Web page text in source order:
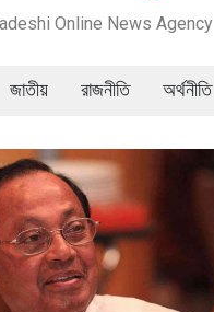
Online News Agency
জাতীয় রাজনীতি অর্থনীতি